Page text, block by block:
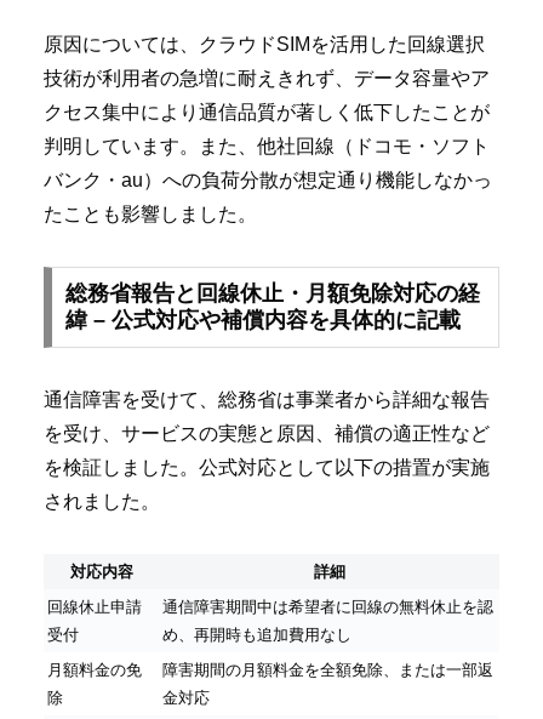
原因については、クラウドSIMを活用した回線選択
技術が利用者の急増に耐えきれず、データ容量やア
クセス集中により通信品質が著しく低下したことが
判明しています。また、他社回線（ドコモ・ソフト
バンク・au）への負荷分散が想定通り機能しなかっ
たことも影響しました。
総務省報告と回線休止・月額免除対応の経
緯 – 公式対応や補償内容を具体的に記載
通信障害を受けて、総務省は事業者から詳細な報告
を受け、サービスの実態と原因、補償の適正性など
を検証しました。公式対応として以下の措置が実施
されました。
対応内容
詳細
回線休止申請
受付
通信障害期間中は希望者に回線の無料休止を認
め、再開時も追加費用なし
月額料金の免
除
障害期間の月額料金を全額免除、または一部返
金対応